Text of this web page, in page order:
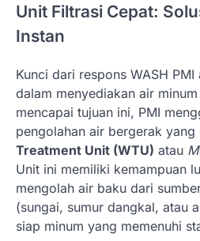
Unit Filtrasi Cepat:
Instan
Kunci dari respons WASH
dalam menyediakan air
mencapai tujuan ini, PMI
pengolahan air bergerak yang
Treatment Unit (WTU) atau
Unit ini memiliki kemampuan
mengolah air baku dari
(sungai, sumur dangkal, atau
siap minum yang memenuhi